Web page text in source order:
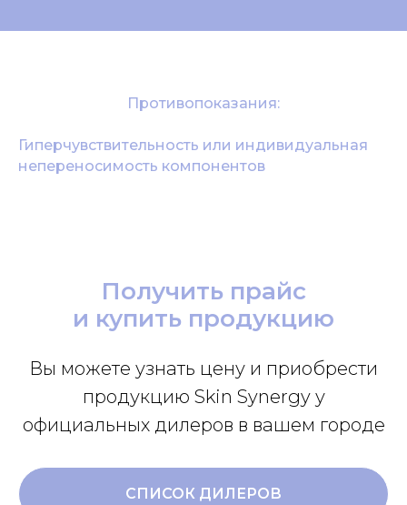
Противопоказания:
Гиперчувствительность или индивидуальная
непереносимость компонентов
Получить прайс
и купить продукцию
Вы можете узнать цену и приобрести
продукцию Skin Synergy у
официальных дилеров в вашем городе
СПИСОК ДИЛЕРОВ